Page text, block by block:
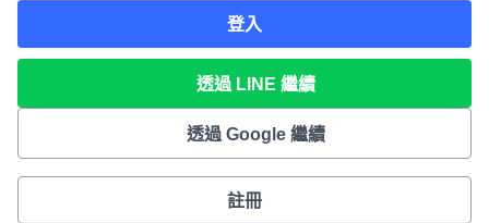
登入
透過 LINE 繼續
透過 Google 繼續
註冊